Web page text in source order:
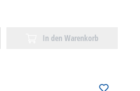
In den Warenkorb